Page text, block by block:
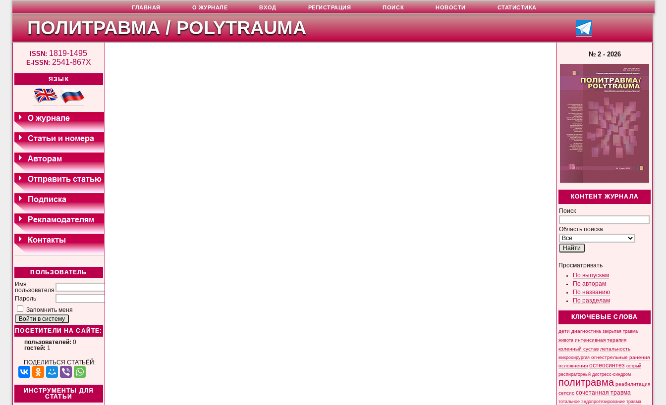
ПОЛИТРАВМА / POLYTRAUMA
ISSN: 1819-1495
E-ISSN: 2541-867X
ЯЗЫК
ПОЛЬЗОВАТЕЛЬ
Имя
пользователя
Пароль
Запомнить меня
ПОСЕТИТЕЛИ НА САЙТЕ:
пользователей: 0
гостей: 1
ПОДЕЛИТЬСЯ СТАТЬЁЙ:
ИНСТРУМЕНТЫ ДЛЯ
СТАТЬИ
№ 2 - 2026
КОНТЕНТ ЖУРНАЛА
Поиск
Область поиска
Просматривать
По выпускам
По авторам
По названию
По разделам
КЛЮЧЕВЫЕ СЛОВА
дети диагностика закрытая травма
живота интенсивная терапия
коленный сустав летальность
микрохирургия огнестрельные ранения
осложнения остеосинтез острый
респираторный дистресс-синдром
политравма реабилитация
сепсис сочетанная травма
тотальное эндопротезирование травма
ГЛАВНАЯ О ЖУРНАЛЕ ВХОД РЕГИСТРАЦИЯ ПОИСК НОВОСТИ СТАТИСТИКА